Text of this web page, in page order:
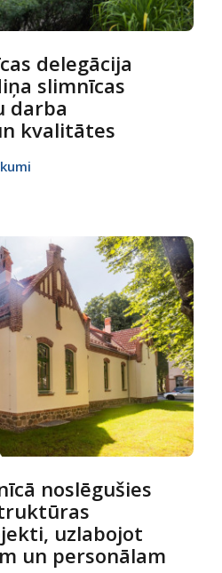
delegācija
slimnīcas
darba
kvalitātes
noslēgušies
uzlabojot
un personālam